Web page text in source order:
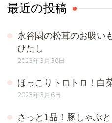
最近の投稿
永谷園の松茸のお吸い
ひたし
2023年3月30日
ほっこりトロトロ！白
2023年3月6日
さっと1品！豚しゃぶ